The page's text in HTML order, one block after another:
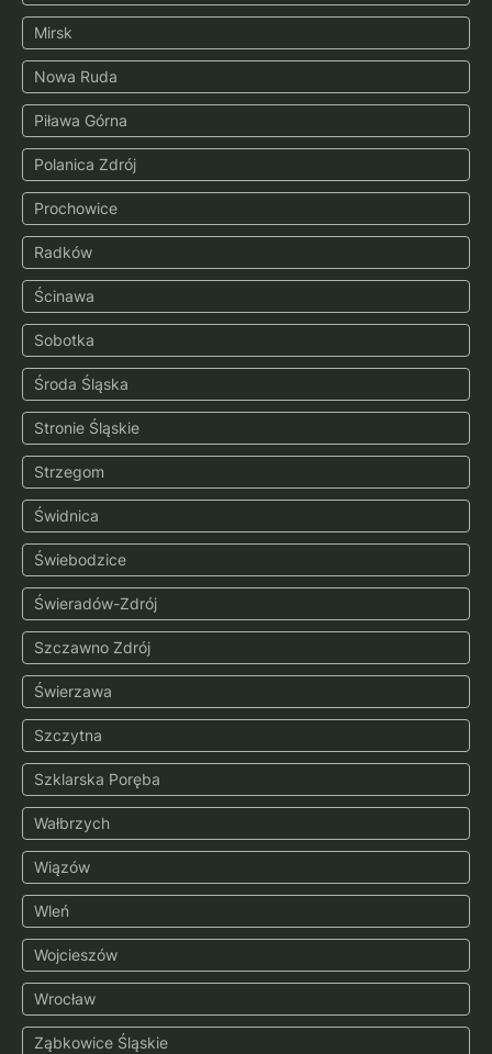
Mirsk
Nowa Ruda
Piława Górna
Polanica Zdrój
Prochowice
Radków
Ścinawa
Sobotka
Środa Śląska
Stronie Śląskie
Strzegom
Świdnica
Świebodzice
Świeradów-Zdrój
Szczawno Zdrój
Świerzawa
Szczytna
Szklarska Poręba
Wałbrzych
Wiązów
Wleń
Wojcieszów
Wrocław
Ząbkowice Śląskie